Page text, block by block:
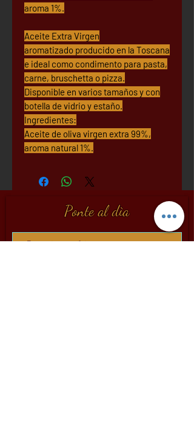
aroma 1%.
Aceite Extra Virgen
aromatizado producido en la Toscana
e ideal como condimento para pasta,
carne, bruschetta o pizza.
Disponible en varios tamaños y con
botella de vidrio y estaño.
Ingredientes:
Aceite de oliva virgen extra 99%,
aroma natural 1%.
Ponte al dìa